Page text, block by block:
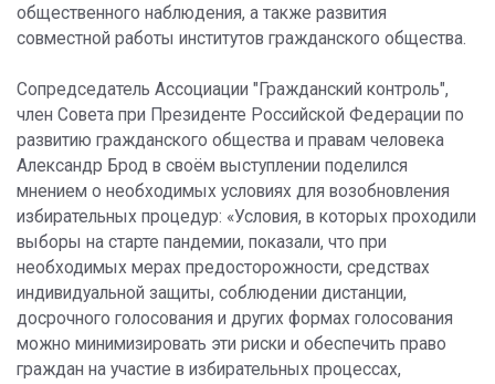
общественного наблюдения, а также развития
совместной работы институтов гражданского общества.
Сопредседатель Ассоциации "Гражданский контроль",
член Совета при Президенте Российской Федерации по
развитию гражданского общества и правам человека
Александр Брод в своём выступлении поделился
мнением о необходимых условиях для возобновления
избирательных процедур: «Условия, в которых проходили
выборы на старте пандемии, показали, что при
необходимых мерах предосторожности, средствах
индивидуальной защиты, соблюдении дистанции,
досрочного голосования и других формах голосования
можно минимизировать эти риски и обеспечить право
граждан на участие в избирательных процессах,